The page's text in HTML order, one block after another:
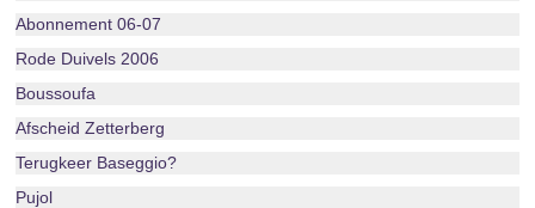
Abonnement 06-07
Rode Duivels 2006
Boussoufa
Afscheid Zetterberg
Terugkeer Baseggio?
Pujol